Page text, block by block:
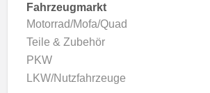
Fahrzeugmarkt
Motorrad/Mofa/Quad
Teile & Zubehör
PKW
LKW/Nutzfahrzeuge